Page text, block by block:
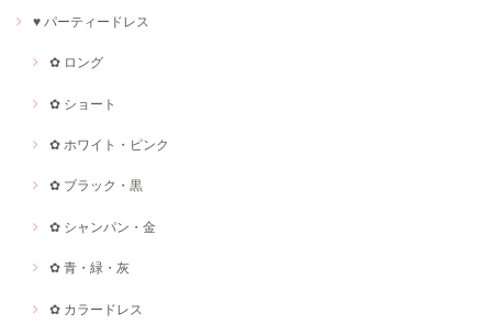
♥ パーティードレス
✿ ロング
✿ ショート
✿ ホワイト・ピンク
✿ ブラック・黒
✿ シャンパン・金
✿ 青・緑・灰
✿ カラードレス